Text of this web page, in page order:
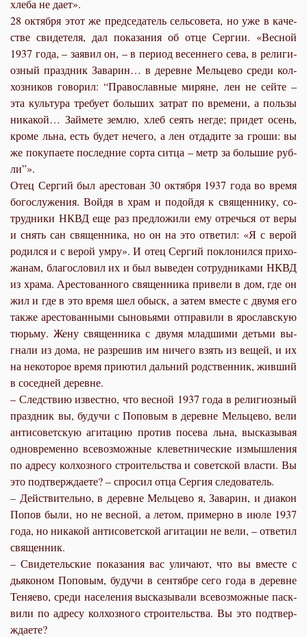
хле­ба не да­ет».
28 ок­тяб­ря этот же пред­се­да­тель сель­со­ве­та, но уже в ка­че­
стве сви­де­те­ля, дал по­ка­за­ния об от­це Сер­гии. «Вес­ной
1937 го­да, – за­явил он, – в пе­ри­од ве­сен­не­го се­ва, в ре­ли­ги­
оз­ный празд­ник За­ва­рин… в де­ревне Мель­це­во сре­ди кол­
хоз­ни­ков го­во­рил: “Пра­во­слав­ные ми­ряне, лен не сей­те –
эта куль­ту­ра тре­бу­ет боль­ших за­трат по вре­ме­ни, а поль­зы
ни­ка­кой… Зай­ме­те зем­лю, хлеб се­ять негде; при­дет осень,
кро­ме льна, есть бу­дет нече­го, а лен от­да­ди­те за гро­ши: вы
же по­ку­па­е­те по­след­ние сор­та сит­ца – метр за боль­шие руб­
ли”».
Отец Сер­гий был аре­сто­ван 30 ок­тяб­ря 1937 го­да во вре­мя
бо­го­слу­же­ния. Вой­дя в храм и по­дой­дя к свя­щен­ни­ку, со­
труд­ни­ки НКВД еще раз пред­ло­жи­ли ему от­речь­ся от ве­ры
и снять сан свя­щен­ни­ка, но он на это от­ве­тил: «Я с ве­рой
ро­дил­ся и с ве­рой умру». И отец Сер­гий по­кло­нил­ся при­хо­
жа­нам, бла­го­сло­вил их и был вы­ве­ден со­труд­ни­ка­ми НКВД
из хра­ма. Аре­сто­ван­но­го свя­щен­ни­ка при­ве­ли в дом, где он
жил и где в это вре­мя шел обыск, а за­тем вме­сте с дву­мя его
так­же аре­сто­ван­ны­ми сы­но­вья­ми от­пра­ви­ли в яро­слав­скую
тюрь­му. Же­ну свя­щен­ни­ка с дву­мя млад­ши­ми детьми вы­
гна­ли из до­ма, не раз­ре­шив им ни­че­го взять из ве­щей, и их
на неко­то­рое вре­мя при­ютил даль­ний род­ствен­ник, жив­ший
в со­сед­ней де­ревне.
– След­ствию из­вест­но, что вес­ной 1937 го­да в ре­ли­ги­оз­ный
празд­ник вы, бу­дучи с По­по­вым в де­ревне Мель­це­во, ве­ли
ан­ти­со­вет­скую аги­та­цию про­тив по­се­ва льна, вы­ска­зы­вая
од­новре­мен­но все­воз­мож­ные кле­вет­ни­че­ские из­мыш­ле­ния
по адре­су кол­хоз­но­го стро­и­тель­ства и со­вет­ской вла­сти. Вы
это под­твер­жда­е­те? – спро­сил от­ца Сер­гия сле­до­ва­тель.
– Дей­стви­тель­но, в де­ревне Мель­це­во я, За­ва­рин, и диа­кон
По­пов бы­ли, но не вес­ной, а ле­том, при­мер­но в июле 1937
го­да, но ни­ка­кой ан­ти­со­вет­ской аги­та­ции не ве­ли, – от­ве­тил
свя­щен­ник.
– Сви­де­тель­ские по­ка­за­ния вас ули­ча­ют, что вы вме­сте с
дья­ко­ном По­по­вым, бу­дучи в сен­тяб­ре се­го го­да в де­ревне
Те­ня­е­во, сре­ди на­се­ле­ния вы­ска­зы­ва­ли все­воз­мож­ные паск­
ви­ли по адре­су кол­хоз­но­го стро­и­тель­ства. Вы это под­твер­
жда­е­те?